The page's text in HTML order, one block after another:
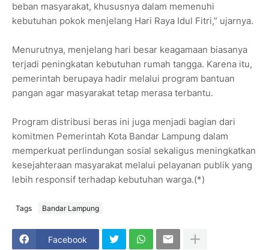
beban masyarakat, khususnya dalam memenuhi
kebutuhan pokok menjelang Hari Raya Idul Fitri,” ujarnya.
Menurutnya, menjelang hari besar keagamaan biasanya
terjadi peningkatan kebutuhan rumah tangga. Karena itu,
pemerintah berupaya hadir melalui program bantuan
pangan agar masyarakat tetap merasa terbantu.
Program distribusi beras ini juga menjadi bagian dari
komitmen Pemerintah Kota Bandar Lampung dalam
memperkuat perlindungan sosial sekaligus meningkatkan
kesejahteraan masyarakat melalui pelayanan publik yang
lebih responsif terhadap kebutuhan warga.(*)
Tags Bandar Lampung
Facebook